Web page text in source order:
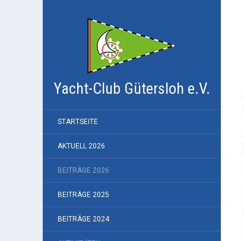
Yacht-Club Gütersloh e.V.
STARTSEITE
AKTUELL 2026
BEITRÄGE 2026
BEITRÄGE 2025
BEITRÄGE 2024